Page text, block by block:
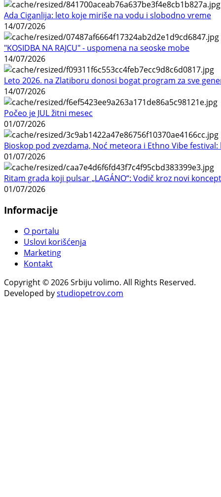
Ada Ciganlija: leto koje miriše na vodu i slobodno vreme
14/07/2026
"KOSIDBA NA RAJCU" - uspomena na seoske mobe
14/07/2026
Leto 2026. na Zlatiboru donosi bogat program za sve
14/07/2026
Počeo je JUL žitni mesec
01/07/2026
Bioskop pod zvezdama, Noć meteora i Ethno Vibe
01/07/2026
Ritam grada koji pulsar „LAGÁNO“: Vodič kroz novi
01/07/2026
Informacije
O portalu
Uslovi korišćenja
Marketing
Kontakt
Copyright © 2026 Srbiju volimo. All Rights Reserved.
Developed bystudiopetrov.com